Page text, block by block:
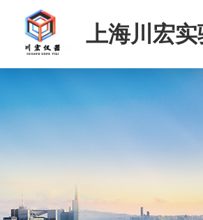
上海川宏